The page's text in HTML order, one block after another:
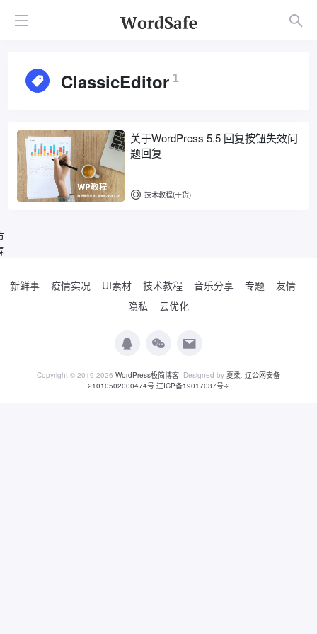
ClassicEditor 1
关于WordPress 5.5 回复按钮失效问
题回复
技术教程(干货)
新鲜事 疫情实况 UI素材 技术教程 音乐分享 专题
友情
隐私
云优化
Copyright © 2019-2026 WordPress极简博客. Designed by 夏柔. 辽公网安备
21010502000474号 辽ICP备19017037号-2